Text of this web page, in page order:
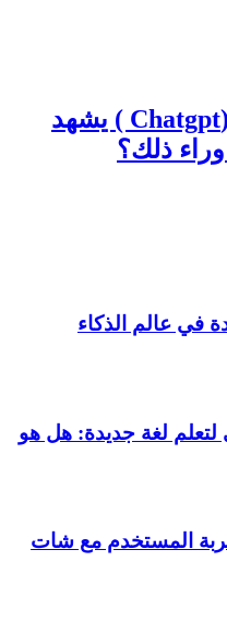
تطبيق شات جي بي تي (Chatgpt ) يشهد
ذلك؟
جديدة في عالم الذكاء
لغة جديدة: هل هو
المستخدم مع شات